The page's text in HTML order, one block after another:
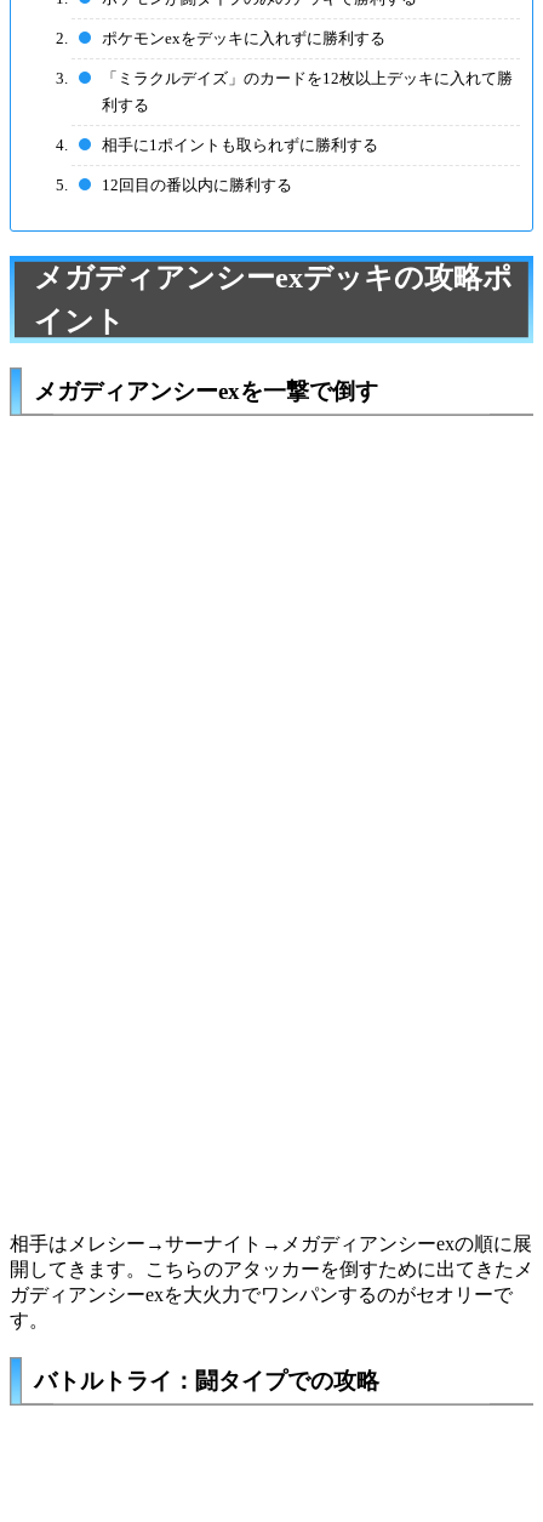
ポケモンexをデッキに入れずに勝利する
「ミラクルデイズ」のカードを12枚以上デッキに入れて勝
利する
相手に1ポイントも取られずに勝利する
12回目の番以内に勝利する
メガディアンシーexデッキの攻略ポ
イント
メガディアンシーexを一撃で倒す
相手は メレシー →サーナイト → メガディアンシーexの順に展
開してきます。こちらのアタッカーを倒すために出てきたメ
ガディアンシーexを大火力でワンパンするのがセオリーで
す。
バトルトライ：闘タイプでの攻略